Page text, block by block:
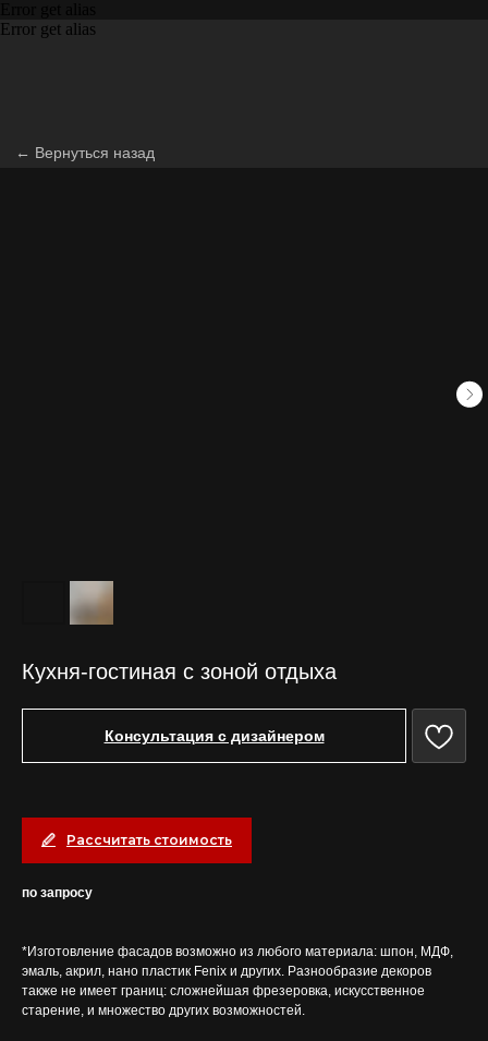
Error get alias
Кухня-гостиная с зоной отдыха
Консультация с дизайнером
Рассчитать стоимость
по запросу
*Изготовление фасадов возможно из любого материала: шпон, МДФ,
эмаль, акрил, нано пластик Fenix и других. Разнообразие декоров
также не имеет границ: сложнейшая фрезеровка, искусственное
старение, и множество других возможностей.